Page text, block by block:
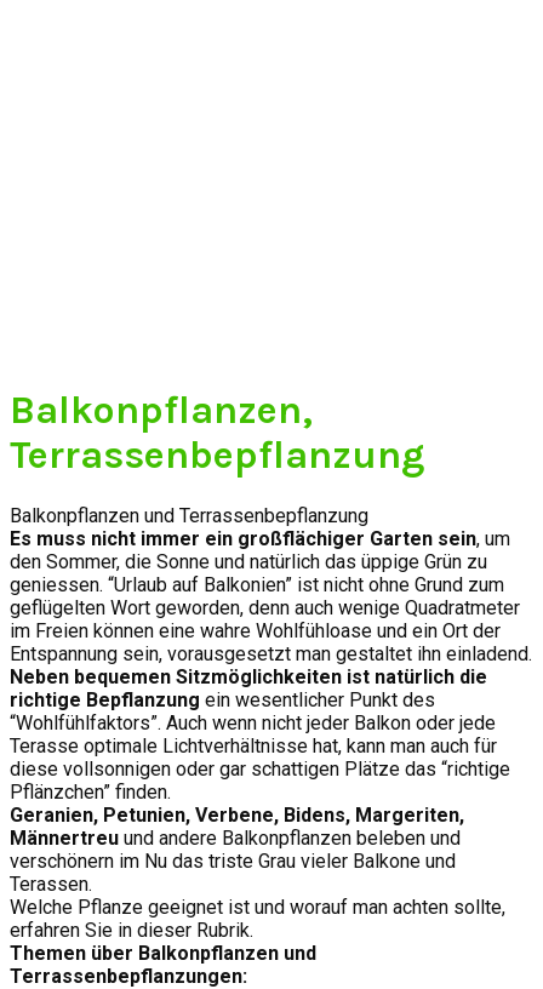
Balkonpflanzen,
Terrassenbepflanzung
Balkonpflanzen und Terrassenbepflanzung
Es muss nicht immer ein großflächiger Garten sein, um
den Sommer, die Sonne und natürlich das üppige Grün zu
geniessen. “Urlaub auf Balkonien” ist nicht ohne Grund zum
geflügelten Wort geworden, denn auch wenige Quadratmeter
im Freien können eine wahre Wohlfühloase und ein Ort der
Entspannung sein, vorausgesetzt man gestaltet ihn einladend.
Neben bequemen Sitzmöglichkeiten ist natürlich die
richtige Bepflanzung ein wesentlicher Punkt des
“Wohlfühlfaktors”. Auch wenn nicht jeder Balkon oder jede
Terasse optimale Lichtverhältnisse hat, kann man auch für
diese vollsonnigen oder gar schattigen Plätze das “richtige
Pflänzchen” finden.
Geranien, Petunien, Verbene, Bidens, Margeriten,
Männertreu und andere Balkonpflanzen beleben und
verschönern im Nu das triste Grau vieler Balkone und
Terassen.
Welche Pflanze geeignet ist und worauf man achten sollte,
erfahren Sie in dieser Rubrik.
Themen über Balkonpflanzen und
Terrassenbepflanzungen: